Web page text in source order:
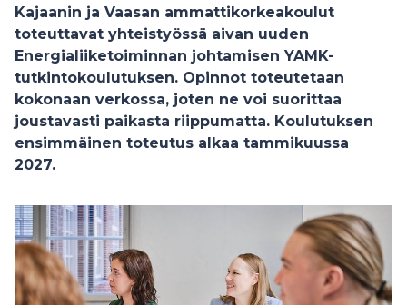
Kajaanin ja Vaasan ammattikorkeakoulut
toteuttavat yhteistyössä aivan uuden
Energialiiketoiminnan johtamisen YAMK-
tutkintokoulutuksen. Opinnot toteutetaan
kokonaan verkossa, joten ne voi suorittaa
joustavasti paikasta riippumatta. Koulutuksen
ensimmäinen toteutus alkaa tammikuussa
2027.